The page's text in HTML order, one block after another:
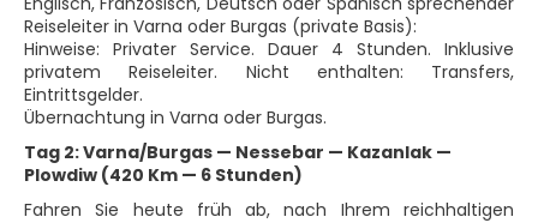
Reiseleiter in Varna oder Burgas (private Basis):
Hinweise: Privater Service. Dauer 4 Stunden. Inklusive
privatem Reiseleiter. Nicht enthalten: Transfers,
Eintrittsgelder.
Übernachtung in Varna oder Burgas.
Tag 2: Varna/Burgas — Nessebar — Kazanlak —
Plowdiw (420 Km — 6 Stunden)
Fahren Sie heute früh ab, nach Ihrem reichhaltigen